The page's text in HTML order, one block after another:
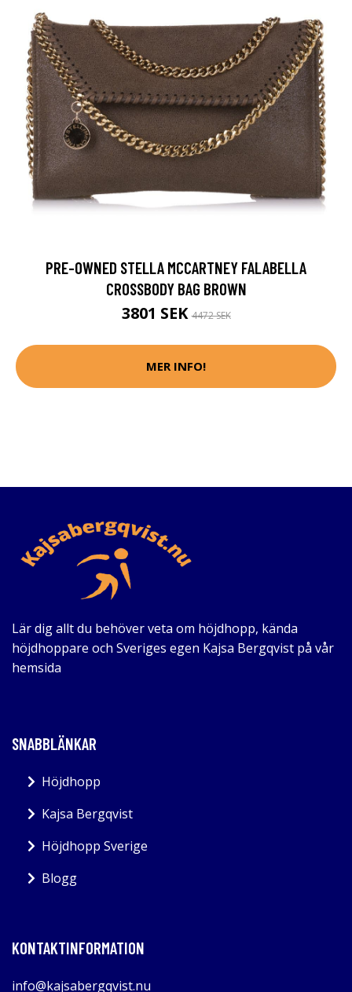
PRE-OWNED STELLA MCCARTNEY FALABELLA
CROSSBODY BAG BROWN
3801 SEK4472 SEK
MER INFO!
Lär dig allt du behöver veta om höjdhopp, kända
höjdhoppare och Sveriges egen Kajsa Bergqvist på vår
hemsida
SNABBLÄNKAR
Höjdhopp
Kajsa Bergqvist
Höjdhopp Sverige
Blogg
KONTAKTINFORMATION
info@kajsabergqvist.nu